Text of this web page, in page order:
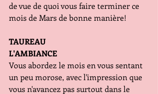
de vue de quoi vous faire terminer ce
mois de Mars de bonne manière!
TAUREAU
L'AMBIANCE
Vous abordez le mois en vous sentant
un peu morose, avec l'impression que
vous n'avancez pas surtout dans le